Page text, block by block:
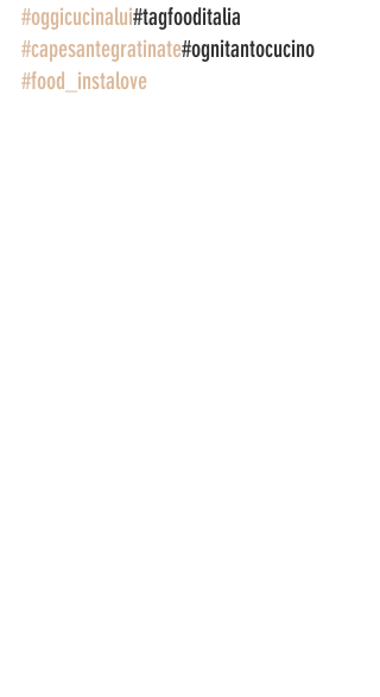
#oggicucinalui#tagfooditalia
#capesantegratinate#ognitantocucino
#food_instalove